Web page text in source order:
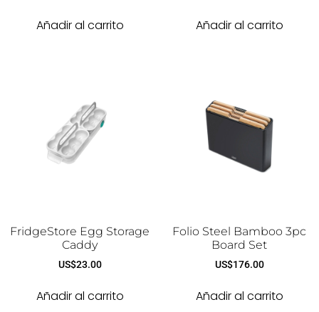
Añadir al carrito Añadir al carrito
FridgeStore Egg Storage
Caddy
US$23.00
Añadir al carrito
Folio Steel Bamboo 3pc
Board Set
US$176.00
Añadir al carrito